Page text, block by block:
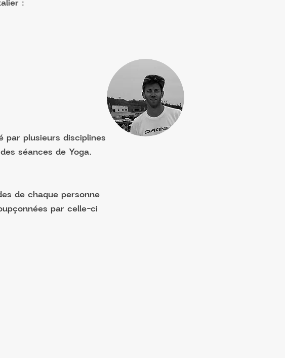
par plusieurs disciplines
séances de Yoga,
de chaque personne
par celle-ci